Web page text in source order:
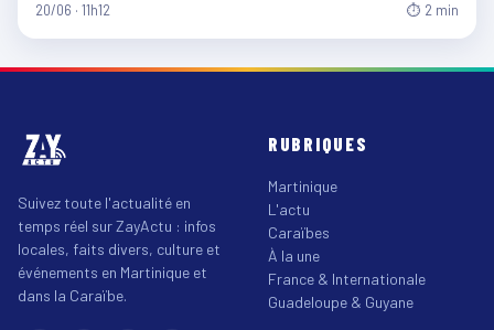
20/06 · 11h12 ⏱ 2 min
Suivez toute l'actualité en
temps réel sur ZayActu : infos
locales, faits divers, culture et
événements en Martinique et
dans la Caraïbe.
RUBRIQUES
Martinique
L'actu
Caraïbes
À la une
France & Internationale
Guadeloupe & Guyane